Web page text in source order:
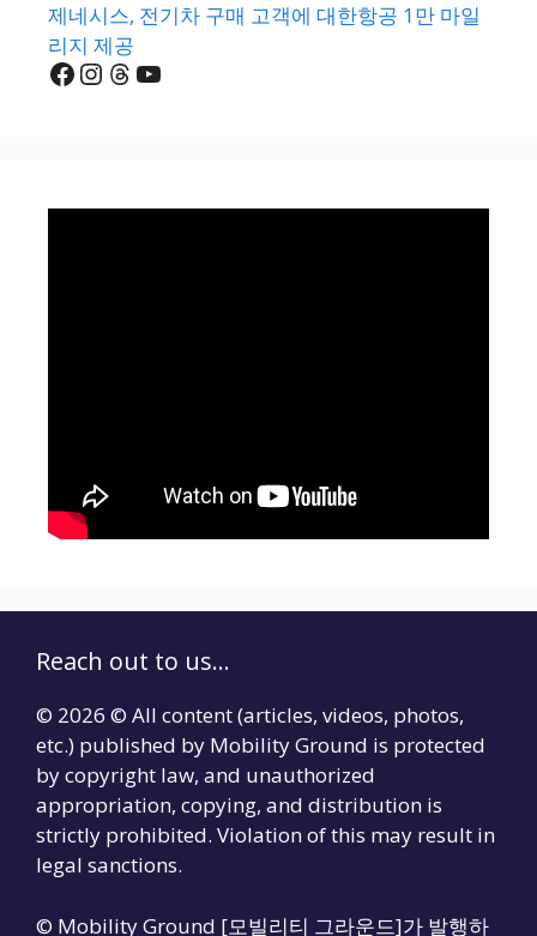
제네시스, 전기차 구매 고객에 대한항공 1만 마일
리지 제공
Facebook
Instagram
Threads
YouTube
Reach out to us...
© 2026 © All content (articles, videos, photos,
etc.) published by Mobility Ground is protected
by copyright law, and unauthorized
appropriation, copying, and distribution is
strictly prohibited. Violation of this may result in
legal sanctions.
© Mobility Ground [모빌리티 그라운드]가 발행하